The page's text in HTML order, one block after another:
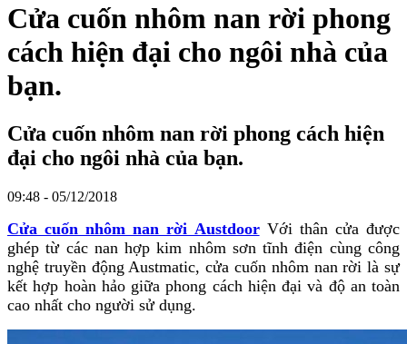
Cửa cuốn nhôm nan rời phong
cách hiện đại cho ngôi nhà của
bạn.
Cửa cuốn nhôm nan rời phong cách hiện
đại cho ngôi nhà của bạn.
09:48 - 05/12/2018
Cửa cuốn nhôm nan rời AustdoorVới thân cửa được
ghép từ các nan hợp kim nhôm sơn tĩnh điện cùng công
nghệ truyền động Austmatic, cửa cuốn nhôm nan rời là sự
kết hợp hoàn hảo giữa phong cách hiện đại và độ an toàn
cao nhất cho người sử dụng.